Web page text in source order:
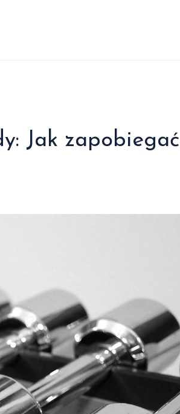
Jak zapobiegać